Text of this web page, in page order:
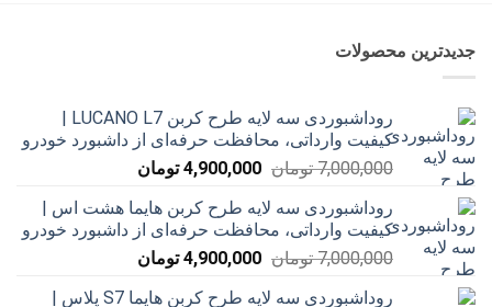
جدیدترین محصولات
روداشبوردی سه‌ لایه طرح کربن LUCANO L7 |
کیفیت وارداتی، محافظت حرفه‌ای از داشبورد خودرو
7,000,000 تومان قیمت
7,000,000 تومان
بود.
4,900,000 تومانقیمت
4,900,000 تومان
است.
روداشبوردی سه‌ لایه طرح کربن هایما هشت اس |
کیفیت وارداتی، محافظت حرفه‌ای از داشبورد خودرو
7,000,000 تومان قیمت
4,900,000 تومانقیمت
روداشبوردی سه‌ لایه طرح کربن هایما S7 پلاس |